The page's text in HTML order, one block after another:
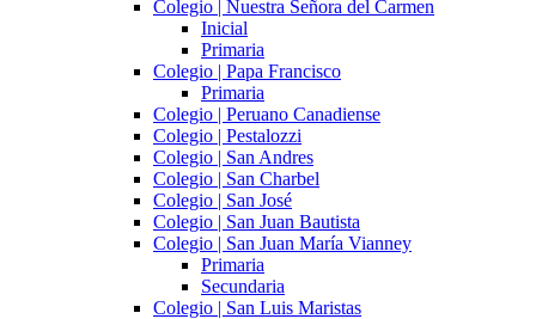
Colegio | Nuestra Señora del Carmen
Inicial
Primaria
Colegio | Papa Francisco
Primaria
Colegio | Peruano Canadiense
Colegio | Pestalozzi
Colegio | San Andres
Colegio | San Charbel
Colegio | San José
Colegio | San Juan Bautista
Colegio | San Juan María Vianney
Primaria
Secundaria
Colegio | San Luis Maristas